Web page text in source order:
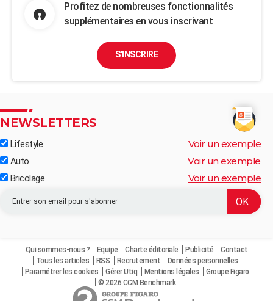
Profitez de nombreuses fonctionnalités
supplémentaires en vous inscrivant
S'INSCRIRE
NEWSLETTERS
Lifestyle Voir un exemple
Auto Voir un exemple
Bricolage Voir un exemple
Qui sommes-nous ? Equipe Charte éditoriale Publicité
Contact
Tous les articles
RSS Recrutement
Données personnelles
Paramétrer les cookies
Gérer Utiq Mentions légales
Groupe Figaro
© 2026 CCM Benchmark